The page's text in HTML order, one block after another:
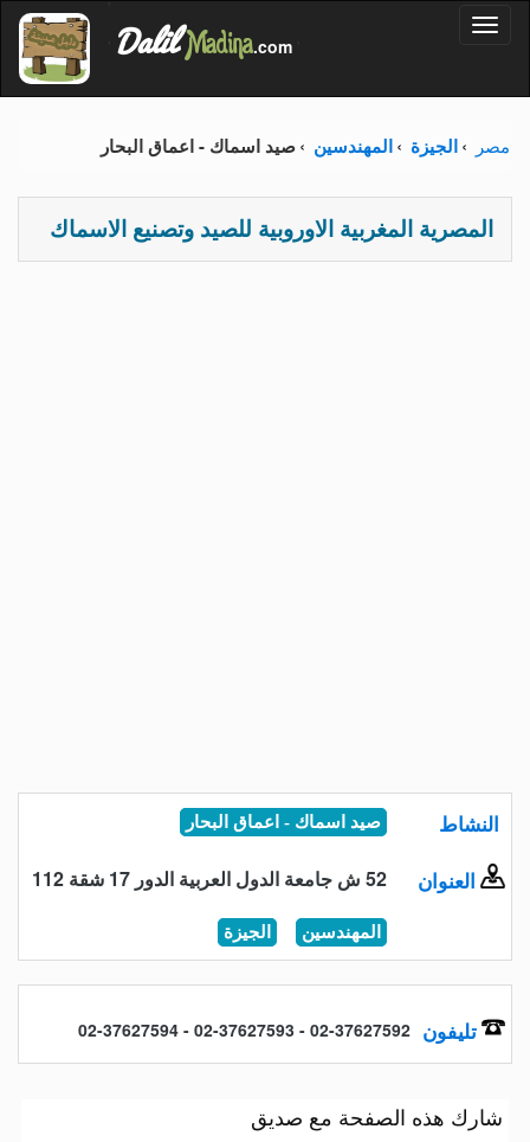
'
Dalil Madina.com
مصر الجيزة المهندسين صيد اسماك - اعماق البحار
المصرية المغربية الاوروبية للصيد وتصنيع الاسماك
صيد اسماك - اعماق البحار النشاط
52 ش جامعة الدول العربية الدور 17 شقة 112 العنوان
المهندسين الجيزة
02-37627592 - 02-37627593 - 02-37627594 تليفون
شارك هذه الصفحة مع صديق